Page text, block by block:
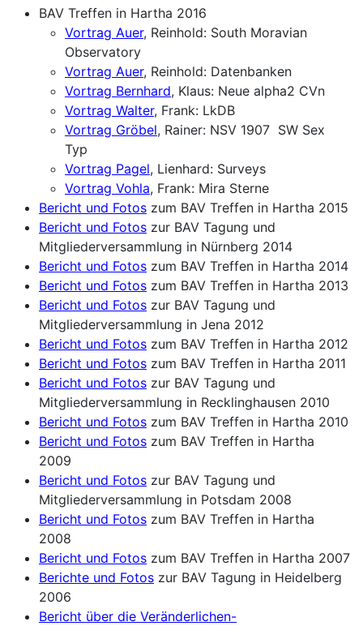
BAV Treffen in Hartha 2016
Vortrag Auer, Reinhold: South Moravian
Observatory
Vortrag Auer, Reinhold: Datenbanken
Vortrag Bernhard, Klaus: Neue alpha2 CVn
Vortrag Walter, Frank: LkDB
Vortrag Gröbel, Rainer: NSV 1907 SW Sex
Typ
Vortrag Pagel, Lienhard: Surveys
Vortrag Vohla, Frank: Mira Sterne
Bericht und Fotos zum BAV Treffen in Hartha 2015
Bericht und Fotos zur BAV Tagung und
Mitgliederversammlung in Nürnberg 2014
Bericht und Fotos zum BAV Treffen in Hartha 2014
Bericht und Fotos zum BAV Treffen in Hartha 2013
Bericht und Fotos zur BAV Tagung und
Mitgliederversammlung in Jena 2012
Bericht und Fotos zum BAV Treffen in Hartha 2012
Bericht und Fotos zum BAV Treffen in Hartha 2011
Bericht und Fotos zur BAV Tagung und
Mitgliederversammlung in Recklinghausen 2010
Bericht und Fotos zum BAV Treffen in Hartha 2010
Bericht und Fotos zum BAV Treffen in Hartha
2009
Bericht und Fotos zur BAV Tagung und
Mitgliederversammlung in Potsdam 2008
Bericht und Fotos zum BAV Treffen in Hartha
2008
Bericht und Fotos zum BAV Treffen in Hartha 2007
Berichte und Fotos zur BAV Tagung in Heidelberg
2006
Bericht über die Veränderlichen-